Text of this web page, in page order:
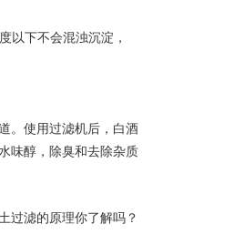
下不会混浊沉淀，
。使用过滤机后，白酒
味醇，除臭和去除杂质
过滤的原理你了解吗？